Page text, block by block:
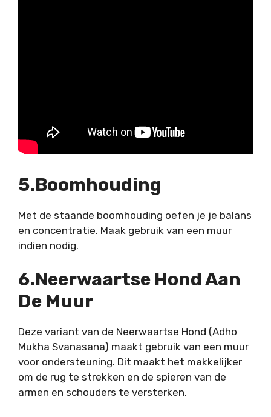
5.Boomhouding
Met de staande boomhouding oefen je je balans
en concentratie. Maak gebruik van een muur
indien nodig.
6.Neerwaartse Hond Aan
De Muur
Deze variant van de Neerwaartse Hond (Adho
Mukha Svanasana) maakt gebruik van een muur
voor ondersteuning. Dit maakt het makkelijker
om de rug te strekken en de spieren van de
armen en schouders te versterken.